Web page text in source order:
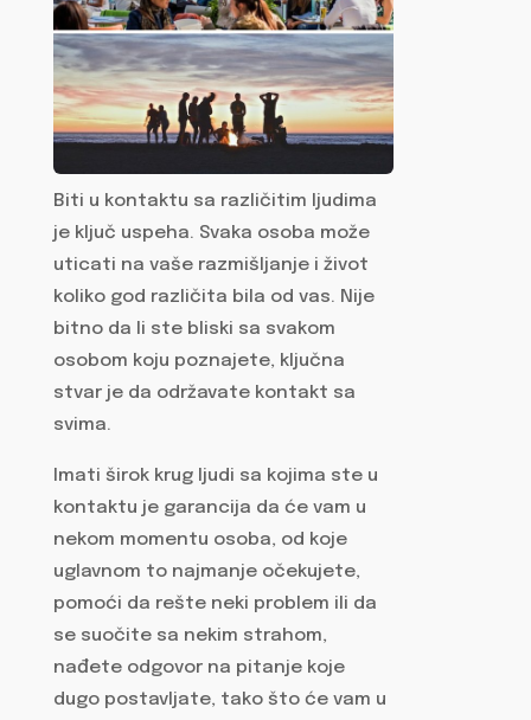
Biti u kontaktu sa različitim ljudima
je ključ uspeha. Svaka osoba može
uticati na vaše razmišljanje i život
koliko god različita bila od vas. Nije
bitno da li ste bliski sa svakom
osobom koju poznajete, ključna
stvar je da održavate kontakt sa
svima.
Imati širok krug ljudi sa kojima ste u
kontaktu je garancija da će vam u
nekom momentu osoba, od koje
uglavnom to najmanje očekujete,
pomoći da rešte neki problem ili da
se suočite sa nekim strahom,
nađete odgovor na pitanje koje
dugo postavljate, tako što će vam u